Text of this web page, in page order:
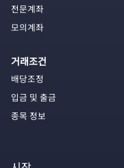
전문계좌
모의계좌
거래조건
배당조정
입금 및 출금
종목 정보